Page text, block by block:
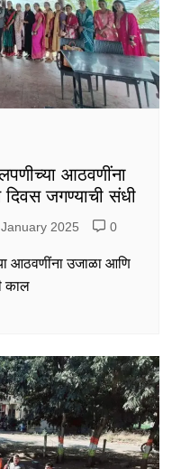
आठवणींना
जगण्याची संधी
2025 0
आठवणींना उजाळा आणि
काल